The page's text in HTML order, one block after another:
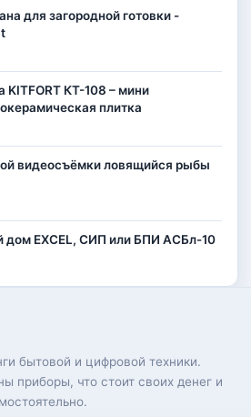
для загородной готовки -
KITFORT КТ-108 – мини
плитка
видеосъёмки ловящийся рыбы
дом EXCEL, СИП или БПИ АСБл-10
бытовой и цифровой техники.
приборы, что стоит своих денег и